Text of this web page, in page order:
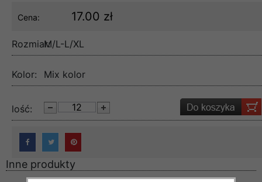
Cena: 17.00 zł
Rozmiar:M/L-L/XL
Kolor: Mix kolor
lość:
Inne produkty